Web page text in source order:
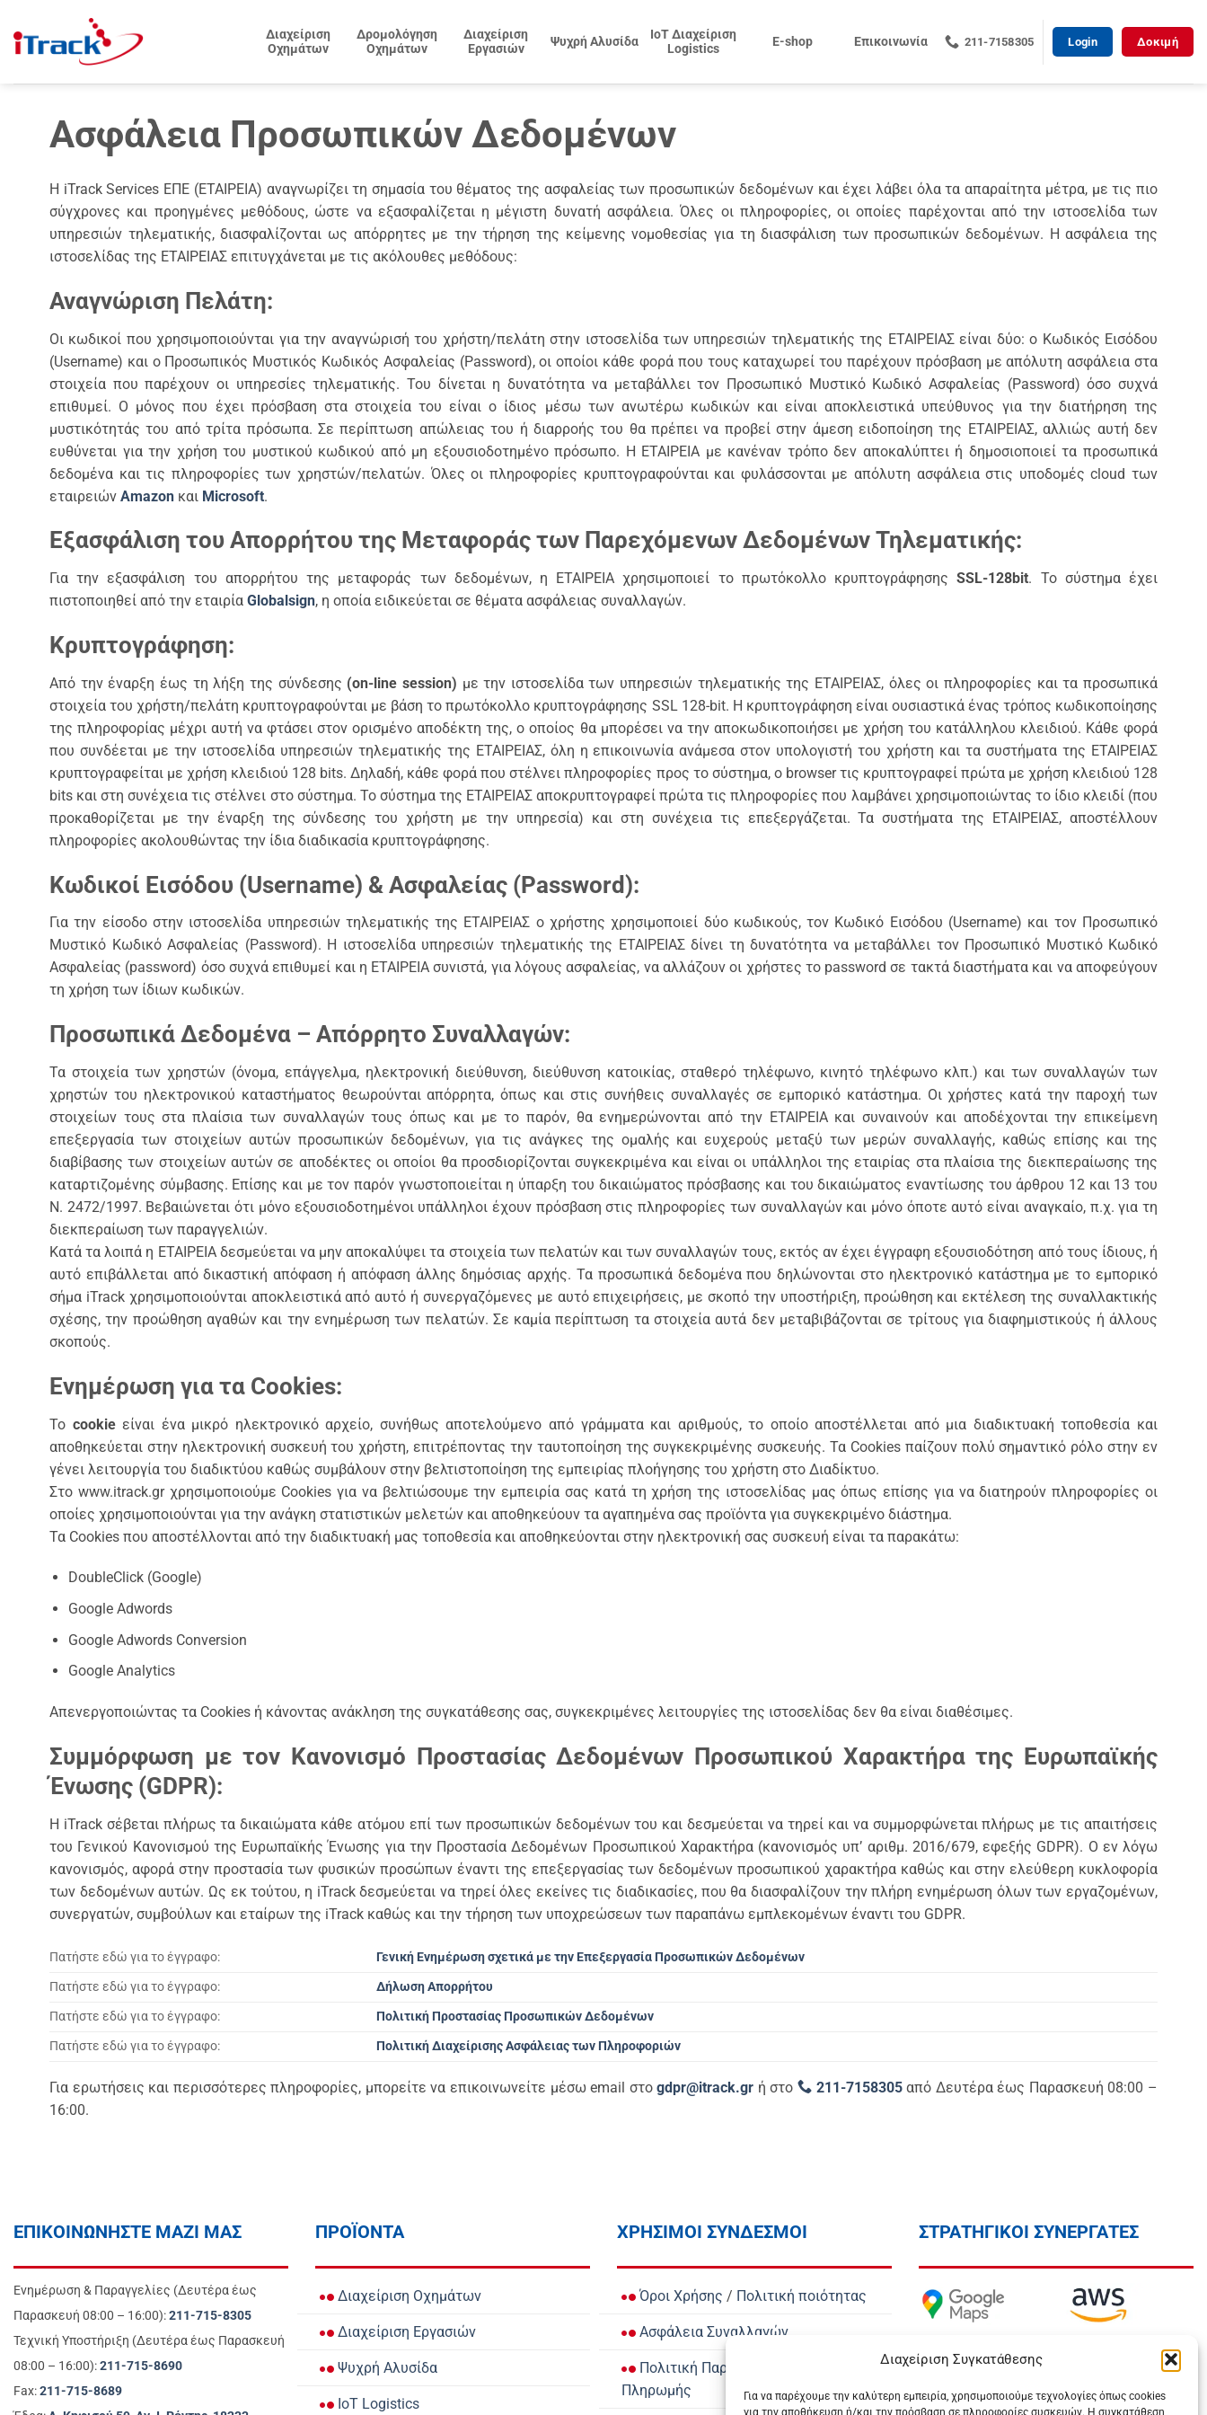
Διαχείριση Συγκατάθεσης
Για να παρέχουμε την καλύτερη εμπειρία, χρησιμοποιούμε τεχνολογίες όπως cookies
για την αποθήκευση ή/και την πρόσβαση σε πληροφορίες συσκευών. Η συγκατάθεση
στο
περιεχόμενο
Διαχείριση
Οχημάτων
Δρομολόγηση
Οχημάτων
Διαχείριση
Εργασιών
Ψυχρή Αλυσίδα
IoT Διαχείριση
Logistics
E-shop Επικοινωνία 211-7158305 Login Δοκιμή
Ασφάλεια Προσωπικών Δεδομένων
H iTrack Services ΕΠΕ (ΕΤΑΙΡΕΙΑ) αναγνωρίζει τη σημασία του θέματος της ασφαλείας των προσωπικών δεδομένων και έχει λάβει όλα τα απαραίτητα μέτρα, με τις πιο
σύγχρονες και προηγμένες μεθόδους, ώστε να εξασφαλίζεται η μέγιστη δυνατή ασφάλεια. Όλες οι πληροφορίες, οι οποίες παρέχονται από την ιστοσελίδα των
υπηρεσιών τηλεματικής, διασφαλίζονται ως απόρρητες με την τήρηση της κείμενης νομοθεσίας για τη διασφάλιση των προσωπικών δεδομένων. Η ασφάλεια της
ιστοσελίδας της ΕΤΑΙΡΕΙΑΣ επιτυγχάνεται με τις ακόλουθες μεθόδους:
Αναγνώριση Πελάτη:
Οι κωδικοί που χρησιμοποιούνται για την αναγνώρισή του χρήστη/πελάτη στην ιστοσελίδα των υπηρεσιών τηλεματικής της ΕΤΑΙΡΕΙΑΣ είναι δύο: ο Κωδικός Εισόδου
(Username) και ο Προσωπικός Μυστικός Κωδικός Ασφαλείας (Password), οι οποίοι κάθε φορά που τους καταχωρεί του παρέχουν πρόσβαση με απόλυτη ασφάλεια στα
στοιχεία που παρέχουν οι υπηρεσίες τηλεματικής. Του δίνεται η δυνατότητα να μεταβάλλει τον Προσωπικό Μυστικό Κωδικό Ασφαλείας (Password) όσο συχνά
επιθυμεί. Ο μόνος που έχει πρόσβαση στα στοιχεία του είναι ο ίδιος μέσω των ανωτέρω κωδικών και είναι αποκλειστικά υπεύθυνος για την διατήρηση της
μυστικότητάς του από τρίτα πρόσωπα. Σε περίπτωση απώλειας του ή διαρροής του θα πρέπει να προβεί στην άμεση ειδοποίηση της ΕΤΑΙΡΕΙΑΣ, αλλιώς αυτή δεν
ευθύνεται για την χρήση του μυστικού κωδικού από μη εξουσιοδοτημένο πρόσωπο. Η ΕΤΑΙΡΕΙΑ με κανέναν τρόπο δεν αποκαλύπτει ή δημοσιοποιεί τα προσωπικά
δεδομένα και τις πληροφορίες των χρηστών/πελατών. Όλες οι πληροφορίες κρυπτογραφούνται και φυλάσσονται με απόλυτη ασφάλεια στις υποδομές cloud των
εταιρειών Amazon και Microsoft.
Εξασφάλιση του Απορρήτου της Μεταφοράς των Παρεχόμενων Δεδομένων Τηλεματικής:
Για την εξασφάλιση του απορρήτου της μεταφοράς των δεδομένων, η ΕΤΑΙΡΕΙΑ χρησιμοποιεί το πρωτόκολλο κρυπτογράφησηςSSL-128bit. Το σύστημα έχει
πιστοποιηθεί από την εταιρία Globalsign, η οποία ειδικεύεται σε θέματα ασφάλειας συναλλαγών.
Κρυπτογράφηση:
Από την έναρξη έως τη λήξη της σύνδεσης (on-line session) με την ιστοσελίδα των υπηρεσιών τηλεματικής της ΕΤΑΙΡΕΙΑΣ, όλες οι πληροφορίες και τα προσωπικά
στοιχεία του χρήστη/πελάτη κρυπτογραφούνται με βάση το πρωτόκολλο κρυπτογράφησης SSL 128-bit. Η κρυπτογράφηση είναι ουσιαστικά ένας τρόπος κωδικοποίησης
της πληροφορίας μέχρι αυτή να φτάσει στον ορισμένο αποδέκτη της, ο οποίος θα μπορέσει να την αποκωδικοποιήσει με χρήση του κατάλληλου κλειδιού. Κάθε φορά
που συνδέεται με την ιστοσελίδα υπηρεσιών τηλεματικής της ΕΤΑΙΡΕΙΑΣ, όλη η επικοινωνία ανάμεσα στον υπολογιστή του χρήστη και τα συστήματα της ΕΤΑΙΡΕΙΑΣ
κρυπτογραφείται με χρήση κλειδιού 128 bits. Δηλαδή, κάθε φορά που στέλνει πληροφορίες προς το σύστημα, ο browser τις κρυπτογραφεί πρώτα με χρήση κλειδιού 128
bits και στη συνέχεια τις στέλνει στο σύστημα. Το σύστημα της ΕΤΑΙΡΕΙΑΣ αποκρυπτογραφεί πρώτα τις πληροφορίες που λαμβάνει χρησιμοποιώντας το ίδιο κλειδί (που
προκαθορίζεται με την έναρξη της σύνδεσης του χρήστη με την υπηρεσία) και στη συνέχεια τις επεξεργάζεται. Τα συστήματα της ΕΤΑΙΡΕΙΑΣ, αποστέλλουν
πληροφορίες ακολουθώντας την ίδια διαδικασία κρυπτογράφησης.
Κωδικοί Εισόδου (Username) & Ασφαλείας (Password):
Για την είσοδο στην ιστοσελίδα υπηρεσιών τηλεματικής της ΕΤΑΙΡΕΙΑΣ ο χρήστης χρησιμοποιεί δύο κωδικούς, τον Kωδικό Εισόδου (Username) και τον Προσωπικό
Μυστικό Κωδικό Ασφαλείας (Password). Η ιστοσελίδα υπηρεσιών τηλεματικής της ΕΤΑΙΡΕΙΑΣ δίνει τη δυνατότητα να μεταβάλλει τον Προσωπικό Μυστικό Κωδικό
Ασφαλείας (password) όσο συχνά επιθυμεί και η ΕΤΑΙΡΕΙΑ συνιστά, για λόγους ασφαλείας, να αλλάζουν οι χρήστες το password σε τακτά διαστήματα και να αποφεύγουν
τη χρήση των ίδιων κωδικών.
Προσωπικά Δεδομένα – Απόρρητο Συναλλαγών:
Τα στοιχεία των χρηστών (όνομα, επάγγελμα, ηλεκτρονική διεύθυνση, διεύθυνση κατοικίας, σταθερό τηλέφωνο, κινητό τηλέφωνο κλπ.) και των συναλλαγών των
χρηστών του ηλεκτρονικού καταστήματος θεωρούνται απόρρητα, όπως και στις συνήθεις συναλλαγές σε εμπορικό κατάστημα. Οι χρήστες κατά την παροχή των
στοιχείων τους στα πλαίσια των συναλλαγών τους όπως και με το παρόν, θα ενημερώνονται από την ΕΤΑΙΡΕΙΑ και συναινούν και αποδέχονται την επικείμενη
επεξεργασία των στοιχείων αυτών προσωπικών δεδομένων, για τις ανάγκες της ομαλής και ευχερούς μεταξύ των μερών συναλλαγής, καθώς επίσης και της
διαβίβασης των στοιχείων αυτών σε αποδέκτες οι οποίοι θα προσδιορίζονται συγκεκριμένα και είναι οι υπάλληλοι της εταιρίας στα πλαίσια της διεκπεραίωσης της
καταρτιζομένης σύμβασης. Επίσης και με τον παρόν γνωστοποιείται η ύπαρξη του δικαιώματος πρόσβασης και του δικαιώματος εναντίωσης του άρθρου 12 και 13 του
Ν. 2472/1997. Βεβαιώνεται ότι μόνο εξουσιοδοτημένοι υπάλληλοι έχουν πρόσβαση στις πληροφορίες των συναλλαγών και μόνο όποτε αυτό είναι αναγκαίο, π.χ. για τη
διεκπεραίωση των παραγγελιών.
Κατά τα λοιπά η ΕΤΑΙΡΕΙΑ δεσμεύεται να μην αποκαλύψει τα στοιχεία των πελατών και των συναλλαγών τους, εκτός αν έχει έγγραφη εξουσιοδότηση από τους ίδιους, ή
αυτό επιβάλλεται από δικαστική απόφαση ή απόφαση άλλης δημόσιας αρχής. Τα προσωπικά δεδομένα που δηλώνονται στο ηλεκτρονικό κατάστημα με το εμπορικό
σήμα iTrack χρησιμοποιούνται αποκλειστικά από αυτό ή συνεργαζόμενες με αυτό επιχειρήσεις, με σκοπό την υποστήριξη, προώθηση και εκτέλεση της συναλλακτικής
σχέσης, την προώθηση αγαθών και την ενημέρωση των πελατών. Σε καμία περίπτωση τα στοιχεία αυτά δεν μεταβιβάζονται σε τρίτους για διαφημιστικούς ή άλλους
σκοπούς.
Ενημέρωση για τα Cookies:
Το cookieείναι ένα μικρό ηλεκτρονικό αρχείο, συνήθως αποτελούμενο από γράμματα και αριθμούς, το οποίο αποστέλλεται από μια διαδικτυακή τοποθεσία και
αποθηκεύεται στην ηλεκτρονική συσκευή του χρήστη, επιτρέποντας την ταυτοποίηση της συγκεκριμένης συσκευής. Τα Cookies παίζουν πολύ σημαντικό ρόλο στην εν
γένει λειτουργία του διαδικτύου καθώς συμβάλουν στην βελτιστοποίηση της εμπειρίας πλοήγησης του χρήστη στο Διαδίκτυο.
Στο www.itrack.gr χρησιμοποιούμε Cookies για να βελτιώσουμε την εμπειρία σας κατά τη χρήση της ιστοσελίδας μας όπως επίσης για να διατηρούν πληροφορίες οι
οποίες χρησιμοποιούνται για την ανάγκη στατιστικών μελετών και αποθηκεύουν τα αγαπημένα σας προϊόντα για συγκεκριμένο διάστημα.
Τα Cookies που αποστέλλονται από την διαδικτυακή μας τοποθεσία και αποθηκεύονται στην ηλεκτρονική σας συσκευή είναι τα παρακάτω:
DoubleClick (Google)
Google Adwords
Google Adwords Conversion
Google Analytics
Απενεργοποιώντας τα Cookies ή κάνοντας ανάκληση της συγκατάθεσης σας, συγκεκριμένες λειτουργίες της ιστοσελίδας δεν θα είναι διαθέσιμες.
Συμμόρφωση με τον Κανονισμό Προστασίας Δεδομένων Προσωπικού Χαρακτήρα της Ευρωπαϊκής
Ένωσης (GDPR):
Η iTrack σέβεται πλήρως τα δικαιώματα κάθε ατόμου επί των προσωπικών δεδομένων του και δεσμεύεται να τηρεί και να συμμορφώνεται πλήρως με τις απαιτήσεις
του Γενικού Κανονισμού της Ευρωπαϊκής Ένωσης για την Προστασία Δεδομένων Προσωπικού Χαρακτήρα (κανονισμός υπ’ αριθμ. 2016/679, εφεξής GDPR). Ο εν λόγω
κανονισμός, αφορά στην προστασία των φυσικών προσώπων έναντι της επεξεργασίας των δεδομένων προσωπικού χαρακτήρα καθώς και στην ελεύθερη κυκλοφορία
των δεδομένων αυτών. Ως εκ τούτου, η iTrack δεσμεύεται να τηρεί όλες εκείνες τις διαδικασίες, που θα διασφαλίζουν την πλήρη ενημέρωση όλων των εργαζομένων,
συνεργατών, συμβούλων και εταίρων της iTrack καθώς και την τήρηση των υποχρεώσεων των παραπάνω εμπλεκομένων έναντι του GDPR.
Πατήστε εδώ για το έγγραφο:
Γενική Ενημέρωση σχετικά με την Επεξεργασία Προσωπικών Δεδομένων
Πατήστε εδώ για το έγγραφο:
Δήλωση Απορρήτου
Πατήστε εδώ για το έγγραφο:
Πολιτική Προστασίας Προσωπικών Δεδομένων
Πατήστε εδώ για το έγγραφο:
Πολιτική Διαχείρισης Ασφάλειας των Πληροφοριών
Για ερωτήσεις και περισσότερες πληροφορίες, μπορείτε να επικοινωνείτε μέσω email στοgdpr@itrack.gr ή στο 211-7158305από Δευτέρα έως Παρασκευή 08:00 –
16:00.
ΕΠΙΚΟΙΝΩΝΗΣΤΕ ΜΑΖΙ ΜΑΣ
Ενημέρωση & Παραγγελίες (Δευτέρα έως
Παρασκευή 08:00 – 16:00):211-715-8305
Τεχνική Υποστήριξη (Δευτέρα έως Παρασκευή
08:00 – 16:00):211-715-8690
Fax:211-715-8689
ΠΡΟΪΟΝΤΑ
Διαχείριση Οχημάτων
Διαχείριση Εργασιών
Ψυχρή Αλυσίδα
IoT Logistics
ΧΡΗΣΙΜΟΙ ΣΥΝΔΕΣΜΟΙ
Όροι Χρήσης / Πολιτική ποιότητας
Ασφάλεια Συναλλαγών
Πολιτική Παράδοσης
Πληρωμής
ΣΤΡΑΤΗΓΙΚΟΙ ΣΥΝΕΡΓΑΤΕΣ